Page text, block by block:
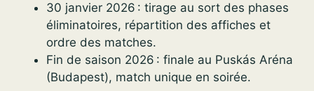
30 janvier 2026 : tirage au sort des phases
éliminatoires, répartition des affiches et
ordre des matches.
Fin de saison 2026 : finale au Puskás Aréna
(Budapest), match unique en soirée.